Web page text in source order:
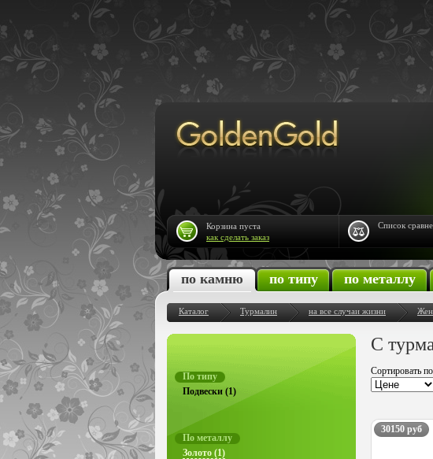
по камню по типу по металлу
Каталог Турмалин на все случаи жизни
По типу
Подвески (1)
По металлу
Золото (1)
С
Сортировать
30150 руб
Корзина пуста
как сделать заказ
Список